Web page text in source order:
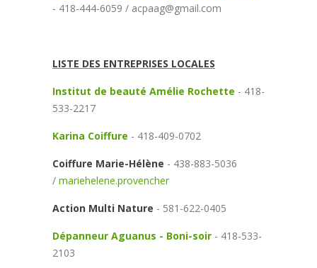
- 418-444-6059 / acpaag@gmail.com
LISTE DES ENTREPRISES LOCALES
Institut de beauté Amélie Rochette - 418-
533-2217
Karina Coiffure - 418-409-0702
Coiffure Marie-Hélène - 438-883-5036
/ mariehelene.provencher
Action Multi Nature - 581-622-0405
Dépanneur Aguanus - Boni-soir - 418-533-
2103